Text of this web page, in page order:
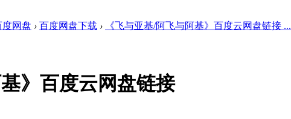
度网盘 › 百度网盘下载 ›
《飞与亚基/阿飞与阿基》百度云网盘链接 ...
》百度云网盘链接